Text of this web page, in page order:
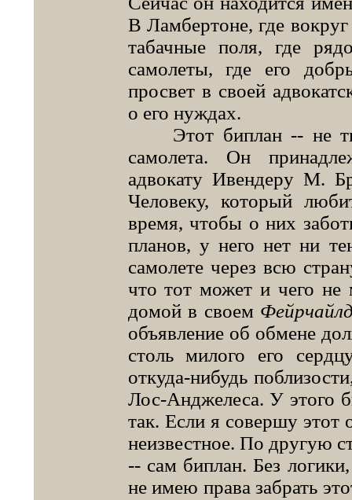
В Ламбертоне, где вокруг
табачные поля, где
самолеты, где его
просвет в своей
о его нуждах.
Этот биплан -- не
самолета. Он
адвокату Ивендеру М.
Человеку, который
время, чтобы о них
планов, у него нет ни
самолете через всю
что тот может и чего не
домой в своем
объявление об обмене
столь милого его
откуда-нибудь
Лос-Анджелеса. У этого
так. Если я совершу этот
неизвестное. По другую
-- сам биплан. Без
не имею права забрать